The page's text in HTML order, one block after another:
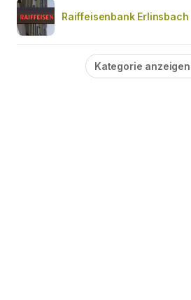
Raiffeisenbank Erlinsbach
Kategorie anzeigen